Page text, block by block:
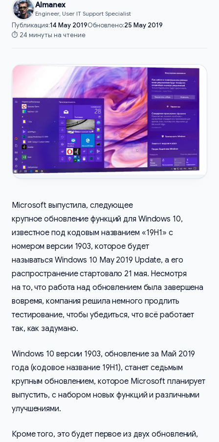
Almanex
Engineer, User IT Support Specialist
Публикация:14 May 2019Обновлено:25 May 2019
⏱️ 24 минуты на чтение
Microsoft выпустила, следующее
крупное обновление функций для Windows 10,
известное под кодовым названием «19H1» с
номером версии 1903, которое будет
называться Windows 10 May 2019 Update, а его
распространение стартовало 21 мая. Несмотря
на то, что работа над обновлением была завершена
вовремя, компания решила немного продлить
тестирование, чтобы убедиться, что всё работает
так, как задумано.
Windows 10 версии 1903, обновление за Май 2019
года (кодовое название 19H1), станет седьмым
крупным обновлением, которое Microsoft планирует
выпустить, с набором новых функций и различными
улучшениями.
Кроме того, это будет первое из двух обновлений,